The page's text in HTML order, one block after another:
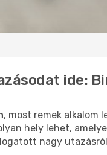
ide:
, most remek alkalom
hely lehet,
nagy